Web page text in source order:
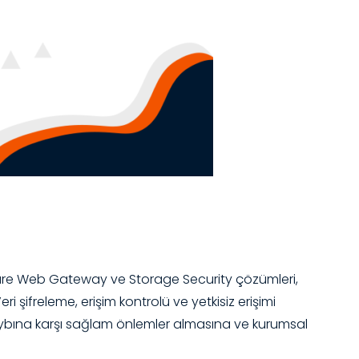
Web Gateway ve Storage Security çözümleri,
şifreleme, erişim kontrolü ve yetkisiz erişimi
karşı sağlam önlemler almasına ve kurumsal